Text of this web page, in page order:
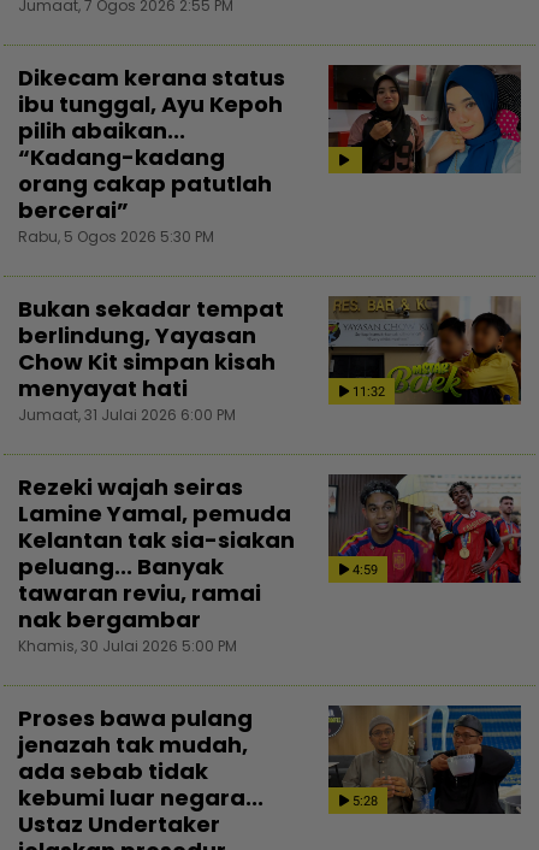
Jumaat, 7 Ogos 2026 2:55 PM
Dikecam kerana status
ibu tunggal, Ayu Kepoh
pilih abaikan...
“Kadang-kadang
orang cakap patutlah
bercerai”
Rabu, 5 Ogos 2026 5:30 PM
11:32
Bukan sekadar tempat
berlindung, Yayasan
Chow Kit simpan kisah
menyayat hati
Jumaat, 31 Julai 2026 6:00 PM
4:59
Rezeki wajah seiras
Lamine Yamal, pemuda
Kelantan tak sia-siakan
peluang... Banyak
tawaran reviu, ramai
nak bergambar
Khamis, 30 Julai 2026 5:00 PM
5:28
Proses bawa pulang
jenazah tak mudah,
ada sebab tidak
kebumi luar negara...
Ustaz Undertaker